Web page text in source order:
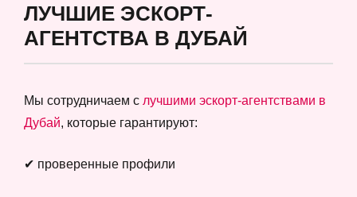
ЛУЧШИЕ ЭСКОРТ-
АГЕНТСТВА В ДУБАЙ
Мы сотрудничаем с лучшими эскорт-агентствами в
Дубай, которые гарантируют:
✔ проверенные профили